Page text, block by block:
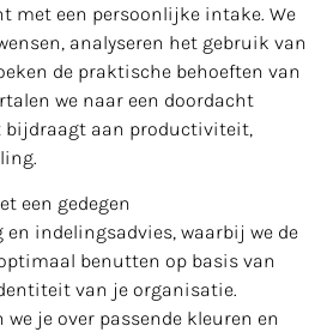
met een persoonlijke intake. We
analyseren het gebruik van
de praktische behoeften van
we naar een doordacht
aan productiviteit,
een gedegen
indelingsadvies, waarbij we de
benutten op basis van
van je organisatie.
we je over passende kleuren en